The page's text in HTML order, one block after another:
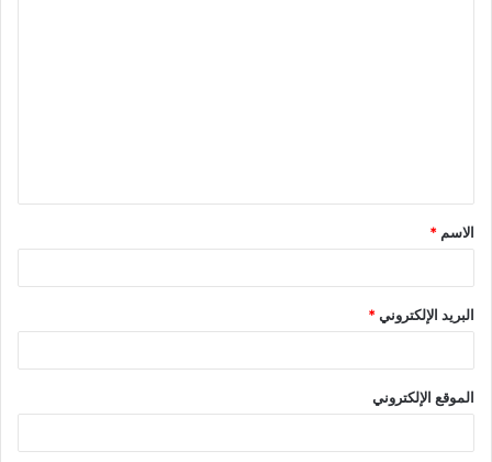
الاسم *
البريد الإلكتروني*
الموقع الإلكتروني